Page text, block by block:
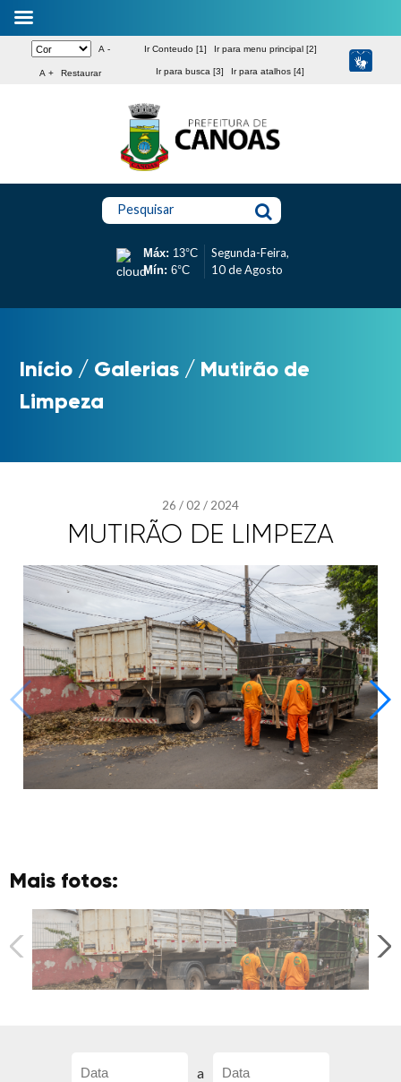
A -
A + Restaurar
Ir Conteudo [1] Ir para menu principal [2]
Ir para busca [3] Ir para atalhos [4]
Pesquisar
Máx: 13°C
Mín: 6°C
Segunda-Feira,
10 de Agosto
Início / Galerias / Mutirão de
Limpeza
26 /02 /2024
MUTIRÃO DE LIMPEZA
Mais fotos:
a